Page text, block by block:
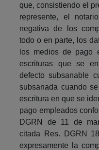
que, consistiendo el
represente, el
negativa de los
todo o en parte, los
los medios de pago
escrituras que se
defecto subsanable
subsanada cuando
escritura en que se
pago empleados
DGRN de 11 de
citada Res. DGRN
expresamente la